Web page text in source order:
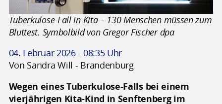
Tuberkulose-Fall in Kita – 130 Menschen müssen zum
Bluttest. Symbolbild von Gregor Fischer dpa
04. Februar 2026 - 08:35 Uhr
Von Sandra Will - Brandenburg
Wegen eines Tuberkulose-Falls bei einem
vierjährigen Kita-Kind in Senftenberg im